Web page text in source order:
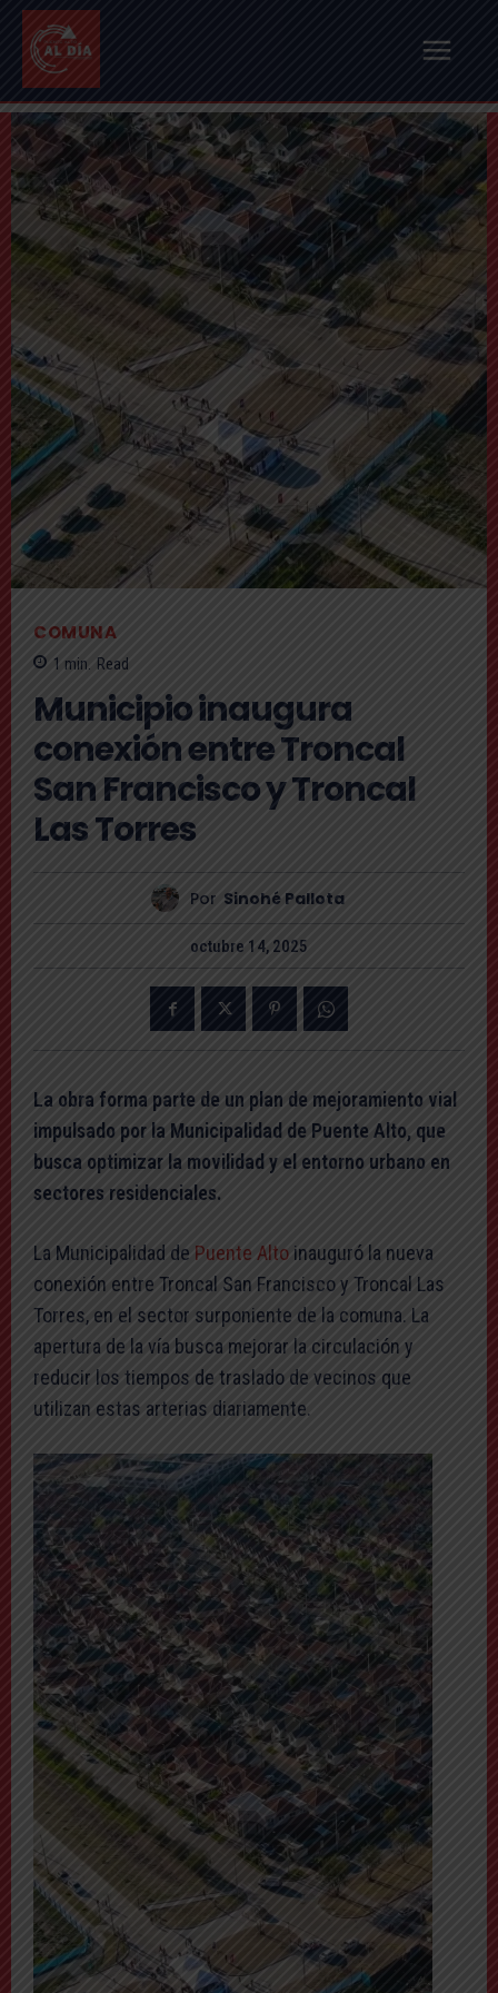
COMUNA
1 min. Read
Municipio inaugura
conexión entre Troncal
San Francisco y Troncal
Las Torres
Por Sinohé Pallota
octubre 14, 2025
La obra forma parte de un plan de mejoramiento vial
impulsado por la Municipalidad de Puente Alto, que
busca optimizar la movilidad y el entorno urbano en
sectores residenciales.
La Municipalidad de Puente Alto inauguró la nueva
conexión entre Troncal San Francisco y Troncal Las
Torres, en el sector surponiente de la comuna. La
apertura de la vía busca mejorar la circulación y
reducir los tiempos de traslado de vecinos que
utilizan estas arterias diariamente.